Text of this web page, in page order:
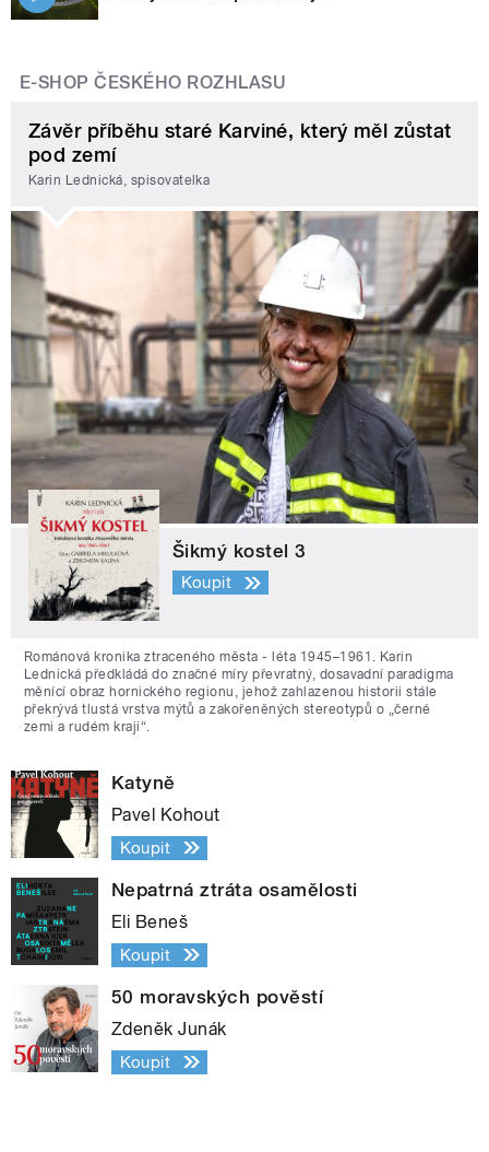
E-SHOP ČESKÉHO ROZHLASU
Závěr příběhu staré Karviné, který měl zůstat
pod zemí
Karin Lednická, spisovatelka
Šikmý kostel 3
Koupit
Románová kronika ztraceného města - léta 1945–1961. Karin
Lednická předkládá do značné míry převratný, dosavadní paradigma
měnící obraz hornického regionu, jehož zahlazenou historii stále
překrývá tlustá vrstva mýtů a zakořeněných stereotypů o „černé
zemi a rudém kraji“.
Katyně
Pavel Kohout
Koupit
Nepatrná ztráta osamělosti
Eli Beneš
Koupit
50 moravských pověstí
Zdeněk Junák
Koupit